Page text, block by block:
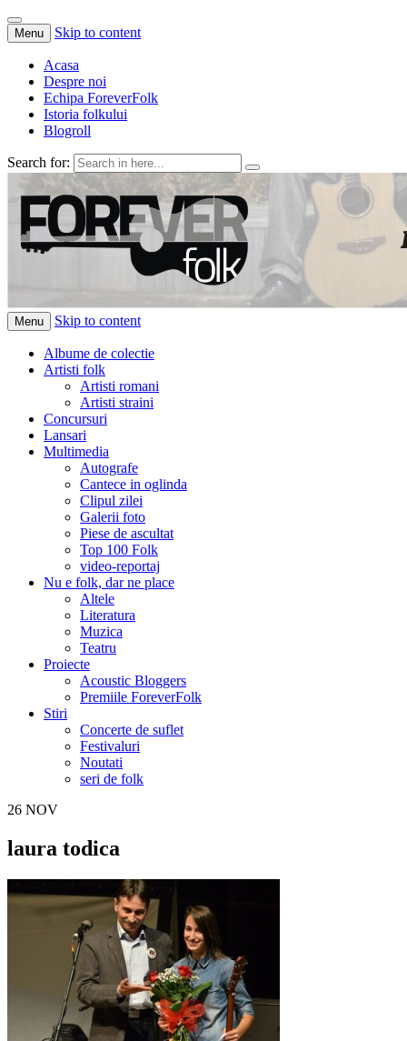
Menu Skip to content
Acasa
Despre noi
Echipa ForeverFolk
Istoria folkului
Blogroll
Search for:
ForeverFolk
Muzica sufletului tau
Menu Skip to content
Albume de colectie
Artisti folk
Artisti romani
Artisti straini
Concursuri
Lansari
Multimedia
Autografe
Cantece in oglinda
Clipul zilei
Galerii foto
Piese de ascultat
Top 100 Folk
video-reportaj
Nu e folk, dar ne place
Altele
Literatura
Muzica
Teatru
Proiecte
Acoustic Bloggers
Premiile ForeverFolk
Stiri
Concerte de suflet
Festivaluri
Noutati
seri de folk
26 NOV
laura todica